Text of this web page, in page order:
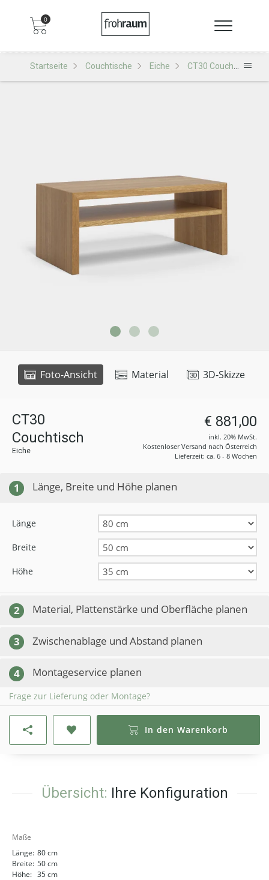
0
Startseite Couchtische Eiche CT30 Couchtisch
Foto-Ansicht Material 3D-Skizze
CT30
Couchtisch
Eiche
€ 881,00
inkl. 20% MwSt.
Kostenloser Versand nach Österreich
Lieferzeit: ca. 6 - 8 Wochen
1 Länge, Breite und Höhe planen
Länge
Breite
Höhe
2 Material, Plattenstärke und Oberfläche planen
3 Zwischenablage und Abstand planen
4 Montageservice planen
Frage zur Lieferung oder Montage?
In den Warenkorb
Übersicht: Ihre Konfiguration
Maße
Länge: 80 cm
Breite: 50 cm
Höhe: 35 cm